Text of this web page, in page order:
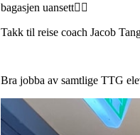
bagasjen uansett🤼‍♂️
Takk til reise coach Jacob
Bra jobba av samtlige TTG